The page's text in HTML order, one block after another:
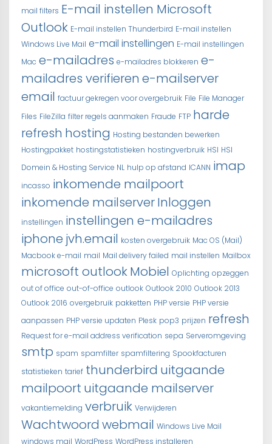
mail filters E-mail instellen Microsoft
Outlook E-mail instellen Thunderbird E-mail instellen
Windows Live Mail e-mail instellingen E-mail instellingen
Mac e-mailadres e-mailadres blokkeren e-
mailadres verifieren e-mailserver
email factuur gekregen voor overgebruik File File Manager
Files FileZilla filter regels aanmaken Fraude FTP harde
refresh hosting Hosting bestanden bewerken
Hostingpakket hostingstatistieken hostingverbruik HSI HSI
Domein & Hosting Service NL hulp op afstand ICANN imap
incasso inkomende mailpoort
inkomende mailserverInloggen
instellingen instellingen e-mailadres
iphone jvh.email kosten overgebruik Mac OS (Mail)
Macbook e-mail mail Mail delivery failed mail instellen Mailbox
microsoft outlookMobiel Oplichting opzeggen
out of office out-of-office outlook Outlook 2010 Outlook 2013
Outlook 2016 overgebruik pakketten PHP versie PHP versie
aanpassen PHP versie updaten Plesk pop3 prijzen refresh
Request for e-mail address verification sepa Serveromgeving
smtp spam spamfilter spamfiltering Spookfacturen
statistieken tarief thunderbird uitgaande
mailpoort uitgaande mailserver
vakantiemelding verbruik Verwijderen
Wachtwoord webmail Windows Live Mail
windows mail WordPress WordPress installeren